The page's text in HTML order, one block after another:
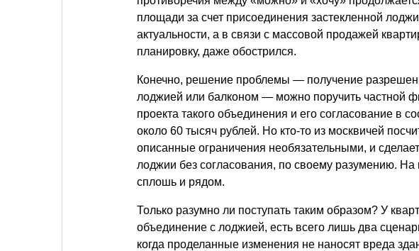
площади за счет присоединения застекленной
актуальности, а в связи с массовой продажей
планировку, даже обострился.
Конечно, решение проблемы — получение
лоджией или балконом — можно поручить частной
проекта такого объединения и его согласование в
около 60 тысяч рублей. Но кто-то из москвичей
описанные ограничения необязательными, и
лоджии без согласования, по своему разумению. На
сплошь и рядом.
Только разумно ли поступать таким образом? У
объединение с лоджией, есть всего лишь два
когда проделанные изменения не наносят вреда